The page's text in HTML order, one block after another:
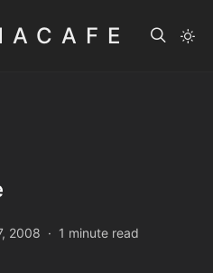
2008 1 minute read